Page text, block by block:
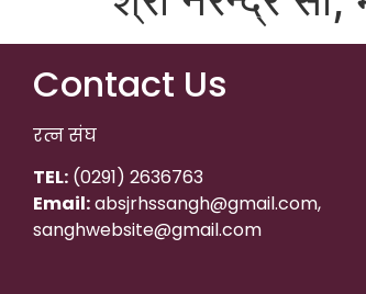
Contact Us
रत्न संघ
TEL: (0291) 2636763
Email:absjrhssangh@gmail.com,
sanghwebsite@gmail.com